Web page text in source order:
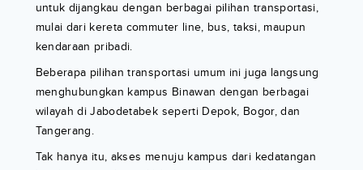
untuk dijangkau dengan berbagai pilihan transportasi,
mulai dari kereta commuter line, bus, taksi, maupun
kendaraan pribadi.
Beberapa pilihan transportasi umum ini juga langsung
menghubungkan kampus Binawan dengan berbagai
wilayah di Jabodetabek seperti Depok, Bogor, dan
Tangerang.
Tak hanya itu, akses menuju kampus dari kedatangan